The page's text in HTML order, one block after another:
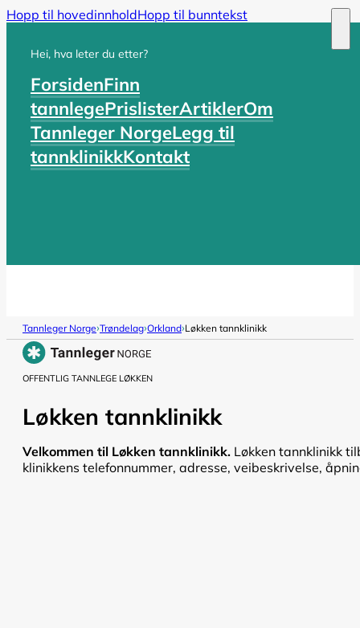
Hopp til hovedinnholdHopp til bunntekst
Hei, hva leter du etter?
ForsidenFinn
tannlegePrislisterArtiklerOm
Tannleger NorgeLegg til
tannklinikkKontakt
Tannleger Norge›Trøndelag›Orkland›Løkken tannklinikk
OFFENTLIG TANNLEGE LØKKEN
Løkken tannklinikk
Velkommen til Løkken tannklinikk. Løkken tannklinikk
klinikkens telefonnummer, adresse, veibeskrivelse,